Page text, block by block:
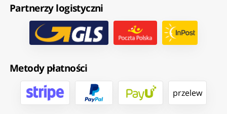
Partnerzy logistyczni
Metody płatności
przelew